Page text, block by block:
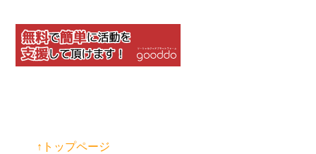
↑トップページ